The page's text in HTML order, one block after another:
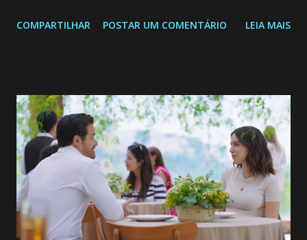
de 25/05/26 a 31/05/26 JOANA GUADALUPE (Camila
permanecer virgem até encontrar o homem que realmente
ama, o que não é fácil, já que dedica todas as suas energias a
se aprimorar, trabalhando, estudando e se orgulhando de
ser a primeira mulher da família a ingressar na
universidade. Ela tem uma personalidade muito alegre, é
muito madura para a idade, determinada, criativa e
empática. Detesta injustiças e é uma ótima amiga. Pode ser
COMPARTILHAR POSTAR UM COMENTÁRIO LEIA MAIS